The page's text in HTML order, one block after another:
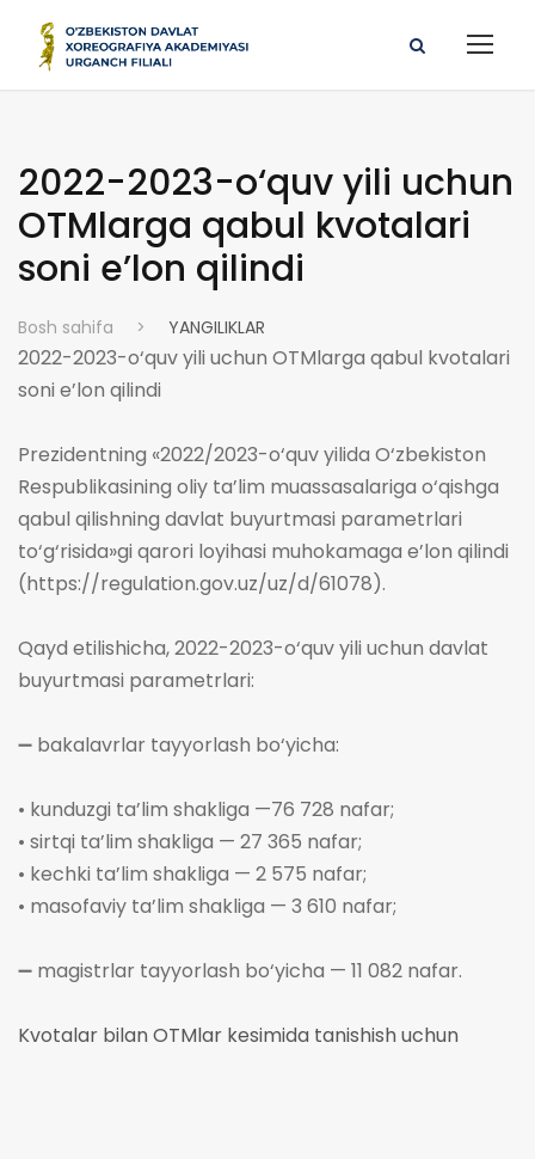
2022-2023-o‘quv yili uchun
OTMlarga qabul kvotalari
soni e’lon qilindi
Bosh sahifa > YANGILIKLAR
2022-2023-o‘quv yili uchun OTMlarga qabul kvotalari
soni e’lon qilindi
Prezidentning «2022/2023-o‘quv yilida O‘zbekiston
Respublikasining oliy ta’lim muassasalariga o‘qishga
qabul qilishning davlat buyurtmasi parametrlari
to‘g‘risida»gi qarori loyihasi muhokamaga e’lon qilindi
(https://regulation.gov.uz/uz/d/61078).
Qayd etilishicha, 2022-2023-o‘quv yili uchun davlat
buyurtmasi parametrlari:
➖ bakalavrlar tayyorlash bo‘yicha:
• kunduzgi ta’lim shakliga —76 728 nafar;
• sirtqi ta’lim shakliga — 27 365 nafar;
• kechki ta’lim shakliga — 2 575 nafar;
• masofaviy ta’lim shakliga — 3 610 nafar;
➖ magistrlar tayyorlash bo‘yicha — 11 082 nafar.
Kvotalar bilan OTMlar kesimida tanishish uchun